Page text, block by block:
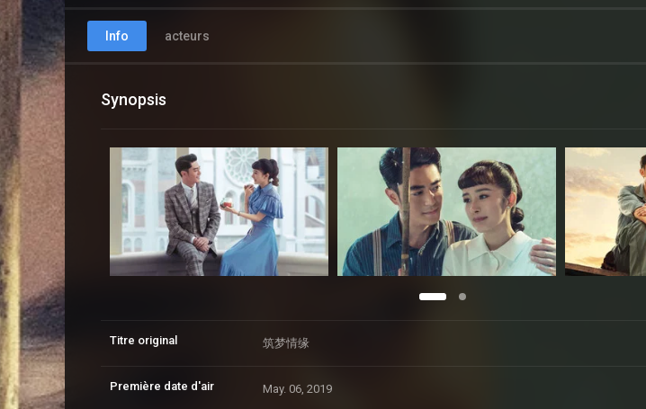
Info acteurs
Synopsis
Titre original 筑梦情缘
Première date d'air May. 06, 2019